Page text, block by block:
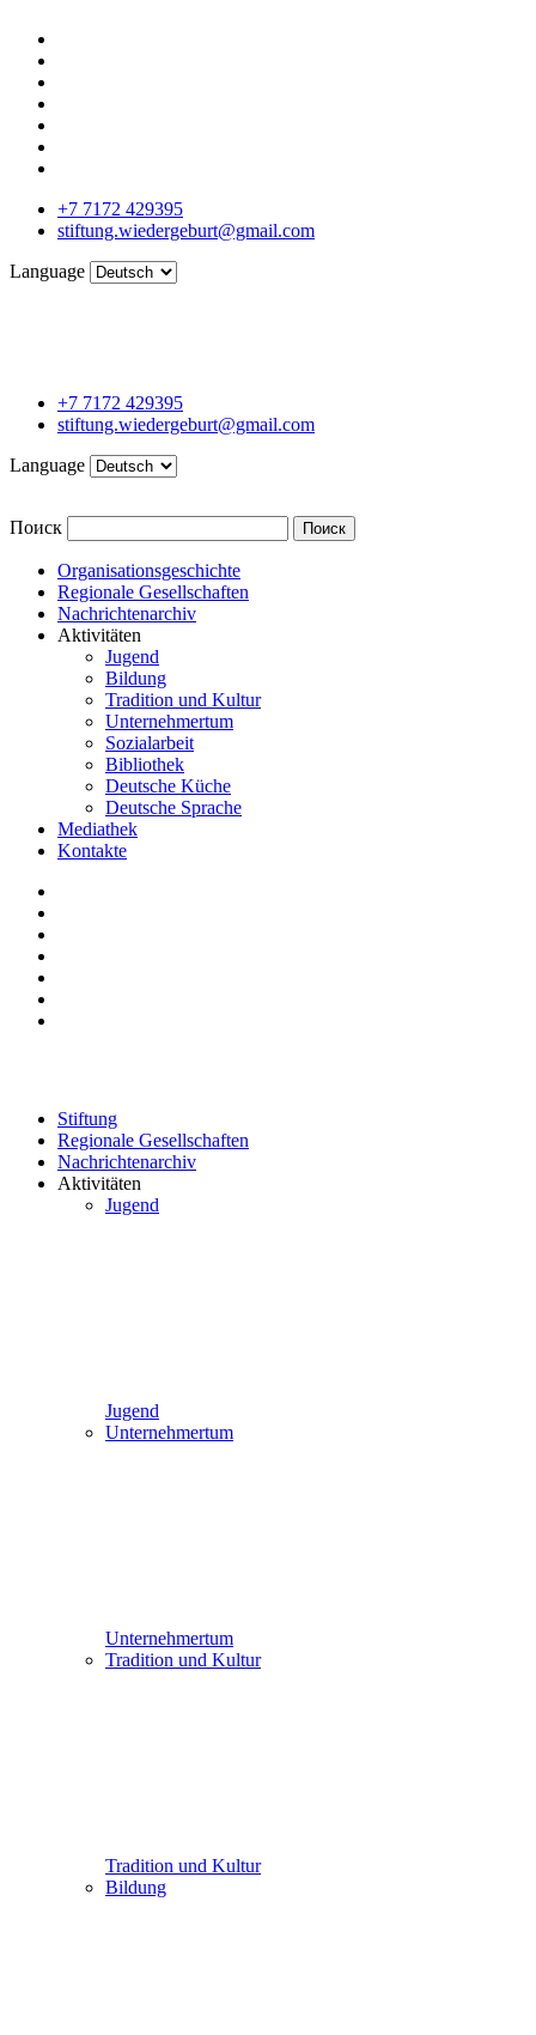
+7 7172 429395
stiftung.wiedergeburt@gmail.com
Language
+7 7172 429395
stiftung.wiedergeburt@gmail.com
Language
Поиск Поиск
Organisationsgeschichte
Regionale Gesellschaften
Nachrichtenarchiv
Aktivitäten
Jugend
Bildung
Tradition und Kultur
Unternehmertum
Sozialarbeit
Bibliothek
Deutsche Küche
Deutsche Sprache
Mediathek
Kontakte
Stiftung
Regionale Gesellschaften
Nachrichtenarchiv
Aktivitäten
Jugend
Jugend
Unternehmertum
Unternehmertum
Tradition und Kultur
Tradition und Kultur
Bildung